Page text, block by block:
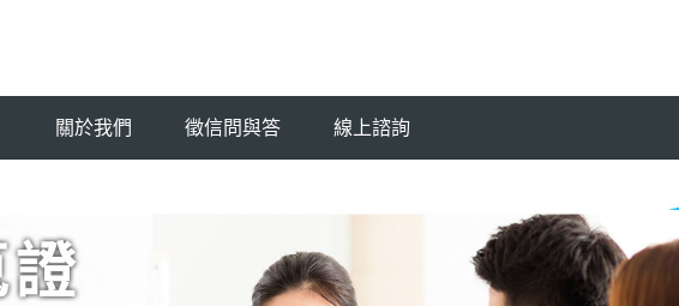
關於我們 徵信問與答 線上諮詢